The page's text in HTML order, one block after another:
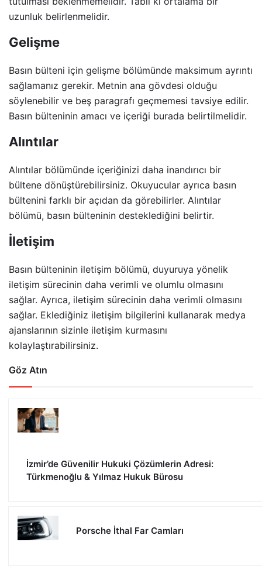
uzunluk belirlenmelidir.
Gelişme
Basın bülteni için gelişme bölümünde maksimum ayrıntı
sağlamanız gerekir. Metnin ana gövdesi olduğu
söylenebilir ve beş paragrafı geçmemesi tavsiye edilir.
Basın bülteninin amacı ve içeriği burada belirtilmelidir.
Alıntılar
Alıntılar bölümünde içeriğinizi daha inandırıcı bir
bültene dönüştürebilirsiniz. Okuyucular ayrıca basın
bültenini farklı bir açıdan da görebilirler. Alıntılar
bölümü, basın bülteninin desteklediğini belirtir.
İletişim
Basın bülteninin iletişim bölümü, duyuruya yönelik
iletişim sürecinin daha verimli ve olumlu olmasını
sağlar. Ayrıca, iletişim sürecinin daha verimli olmasını
sağlar. Eklediğiniz iletişim bilgilerini kullanarak medya
ajanslarının sizinle iletişim kurmasını
kolaylaştırabilirsiniz.
Göz Atın
İzmir’de Güvenilir Hukuki Çözümlerin Adresi:
Türkmenoğlu & Yılmaz Hukuk Bürosu
Porsche İthal Far Camları